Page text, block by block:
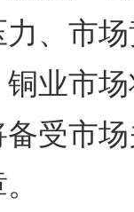
、市
业市
受市